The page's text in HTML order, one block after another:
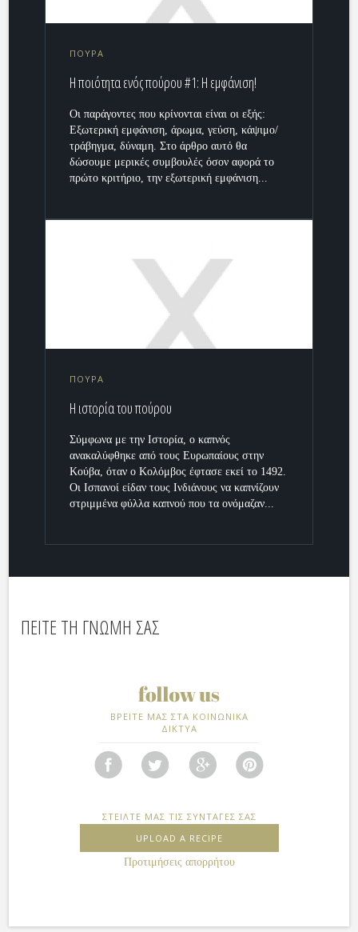
ΠΟΥΡΑ
Η ποιότητα ενός πούρου #1: Η εμφάνιση!
Οι παράγοντες που κρίνονται είναι οι εξής:
Εξωτερική εμφάνιση, άρωμα, γεύση, κάψιμο/
τράβηγμα, δύναμη. Στο άρθρο αυτό θα
δώσουμε μερικές συμβουλές όσον αφορά το
πρώτο κριτήριο, την εξωτερική εμφάνιση...
ΠΟΥΡΑ
Η ιστορία του πούρου
Σύμφωνα με την Ιστορία, ο καπνός
ανακαλύφθηκε από τους Ευρωπαίους στην
Κούβα, όταν ο Κολόμβος έφτασε εκεί το 1492.
Οι Ισπανοί είδαν τους Ινδιάνους να καπνίζουν
στριμμένα φύλλα καπνού που τα ονόμαζαν...
ΠΕΙΤΕ ΤΗ ΓΝΩΜΗ ΣΑΣ
ΒΡΕΙΤΕ ΜΑΣ ΣΤΑ ΚΟΙΝΩΝΙΚΑ
ΔΙΚΤΥΑ
ΣΤΕΙΛΤΕ ΜΑΣ ΤΙΣ ΣΥΝΤΑΓΕΣ ΣΑΣ
UPLOAD A RECIPE
Προτιμήσεις απορρήτου